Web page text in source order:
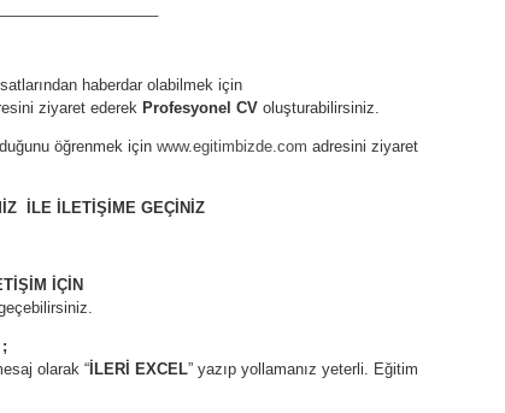
haberdar olabilmek için
ziyaret ederek Profesyonel CV oluşturabilirsiniz.
öğrenmek için www.egitimbizde.com adresini ziyaret
İLE İLETİŞİME GEÇİNİZ
İÇİN
olarak “ İLERİ EXCEL” yazıp yollamanız yeterli. Eğitim